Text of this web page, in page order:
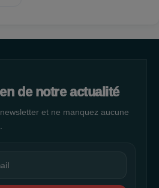
de notre actualité
et ne manquez aucune